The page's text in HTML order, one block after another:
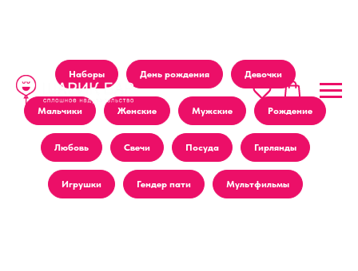
Наборы День рождения Девочки
Мальчики Женские Мужские Рождение
Любовь Свечи Посуда Гирлянды
Игрушки Гендер пати Мультфильмы